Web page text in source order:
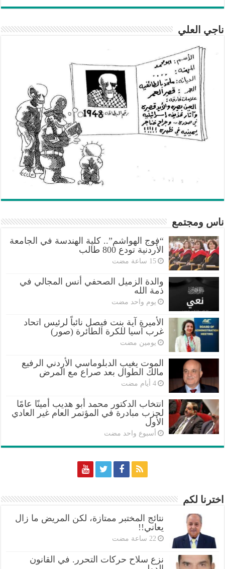
ناجي العلي
ناس ومجتمع
“فوج الهواشم”.. كلية الهندسة في الجامعة
الأردنية تودع 800 طالب
والدة الزميل الصحفي أنس المجالي في
ذمة الله
‏يوم واحد مضت
الأميرة آية بنت فيصل نائباً لرئيس اتحاد
غرب آسيا للكرة الطائرة (صور)
‏يومين مضت
الموت يغيب الدبلوماسي الأردني الرفيع
مالك الطوال بعد صراع مع المرض
انتخاب الدكتور محمد أبو هديب أمينًا عامًا
لحزب مبادرة في المؤتمر العام غير العادي
الأول
‏أسبوع واحد مضت
اخترنا لكم
نتائج المختبر ممتازة، لكن المريض ما زال
يعاني!!
نزع سلاح حركات التحرر. في القانون